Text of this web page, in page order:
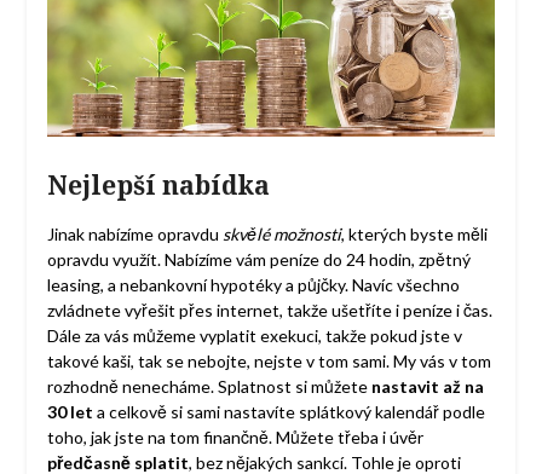
Nejlepší nabídka
Jinak nabízíme opravdu skvělé možnosti, kterých byste měli
opravdu využít. Nabízíme vám peníze do 24 hodin, zpětný
leasing, a nebankovní hypotéky a půjčky. Navíc všechno
zvládnete vyřešit přes internet, takže ušetříte i peníze i čas.
Dále za vás můžeme vyplatit exekuci, takže pokud jste v
takové kaši, tak se nebojte, nejste v tom sami. My vás v tom
rozhodně nenecháme. Splatnost si můžete nastavit až na
30 let a celkově si sami nastavíte splátkový kalendář podle
toho, jak jste na tom finančně. Můžete třeba i úvěr
předčasně splatit, bez nějakých sankcí. Tohle je oproti